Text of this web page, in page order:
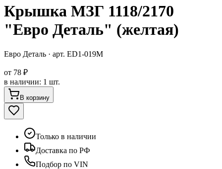
Крышка МЗГ 1118/2170
"Евро Деталь" (желтая)
Евро Деталь · арт. ED1-019M
от 78 ₽
в наличии: 1 шт.
В корзину
Только в наличии
Доставка по РФ
Подбор по VIN